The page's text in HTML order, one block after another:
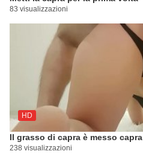
83 visualizzazioni
HD
Il grasso di capra è messo capra
238 visualizzazioni